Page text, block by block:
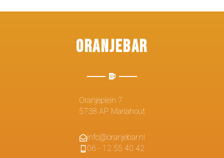
Oranjebar
Oranjeplein 7
5738 AP Mariahout
info@oranjebar.nl
06 - 12 55 40 42